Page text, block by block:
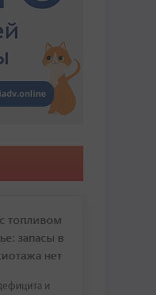
топливом
запасы в
нет
и